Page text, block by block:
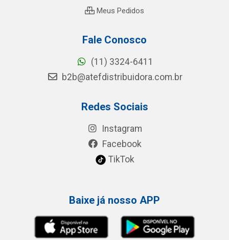
Meus Pedidos
Fale Conosco
(11) 3324-6411
b2b@atefdistribuidora.com.br
Redes Sociais
Instagram
Facebook
TikTok
Baixe já nosso APP